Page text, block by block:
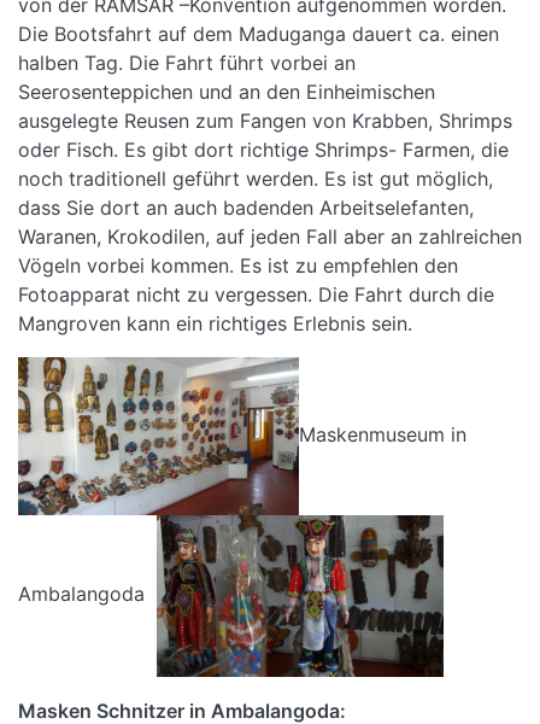
von der RAMSAR –Konvention aufgenommen worden.
Die Bootsfahrt auf dem Maduganga dauert ca. einen
halben Tag. Die Fahrt führt vorbei an
Seerosenteppichen und an den Einheimischen
ausgelegte Reusen zum Fangen von Krabben, Shrimps
oder Fisch. Es gibt dort richtige Shrimps- Farmen, die
noch traditionell geführt werden. Es ist gut möglich,
dass Sie dort an auch badenden Arbeitselefanten,
Waranen, Krokodilen, auf jeden Fall aber an zahlreichen
Vögeln vorbei kommen. Es ist zu empfehlen den
Fotoapparat nicht zu vergessen. Die Fahrt durch die
Mangroven kann ein richtiges Erlebnis sein.
Maskenmuseum in
Ambalangoda
Masken Schnitzer in Ambalangoda: